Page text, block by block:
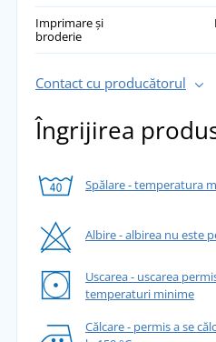
Imprimare și
broderie
Contact cu producătorul
Îngrijirea
Spălare - temperatura
Albire - albirea nu este
Uscarea - uscarea
temperaturi minime
Călcare - permis a se